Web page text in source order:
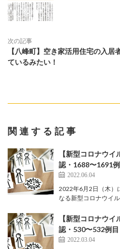
次の記事
【八峰町】空き家活用住宅の入居
ているみたい！
関連する記事
【新型コロナウ
認・1688〜1691
2022.06.04
2022年6月2日（木）
なる新型コロナウイ
【新型コロナウ
認・530〜532例
2022.03.04